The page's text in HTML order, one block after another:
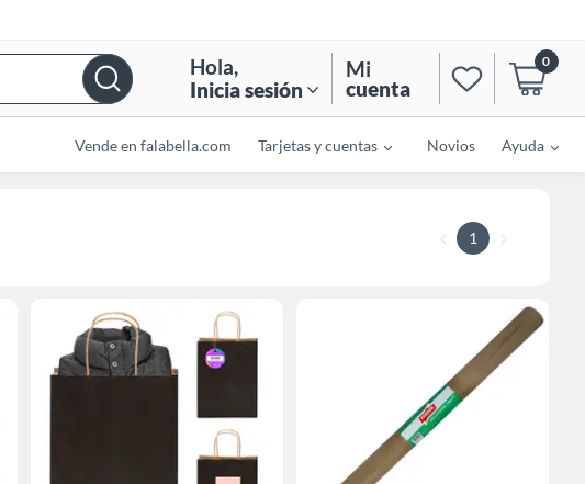
Hola,
Inicia sesión
Mi
cuenta
0
Vende en falabella.com Tarjetas y cuentas Novios Ayuda
1